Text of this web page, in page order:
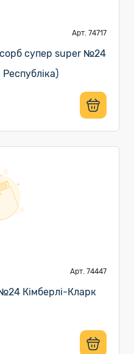
Арт. 74717
супер super №24
Арт. 74447
Кімберлі-Кларк